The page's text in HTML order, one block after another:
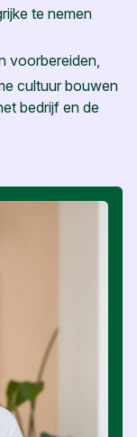
te nemen
voorbereiden,
cultuur bouwen
bedrijf en de